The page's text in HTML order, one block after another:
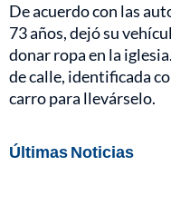
De acuerdo con las
73 años, dejó su
donar ropa en la
de calle, identificada
carro para llevárselo.
Últimas Noticias